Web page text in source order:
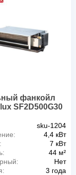
фанкойл
SF2D500G30
sku-1204
4,4 кВт
7 кВт
44 м²
Нет
3 года